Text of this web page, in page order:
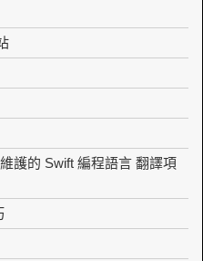
護的 Swift 編程語言 翻譯項